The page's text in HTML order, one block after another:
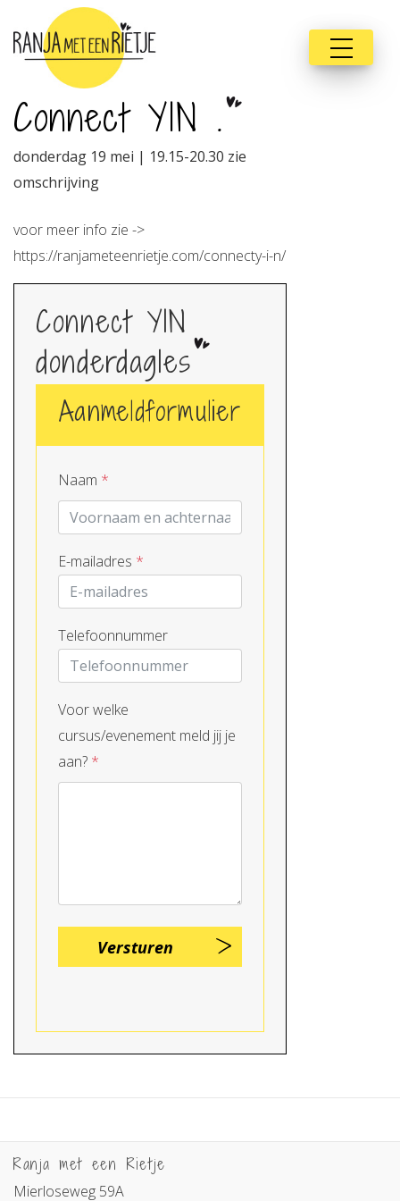
Connect YIN .
donderdag 19 mei | 19.15-20.30 zie
omschrijving
voor meer info zie ->
https://ranjameteenrietje.com/connecty-i-n/
Connect YIN
donderdagles
Aanmeldformulier
Naam *
E-mailadres *
Telefoonnummer
Voor welke
cursus/evenement meld jij je
aan? *
Ranja met een Rietje
Mierloseweg 59A